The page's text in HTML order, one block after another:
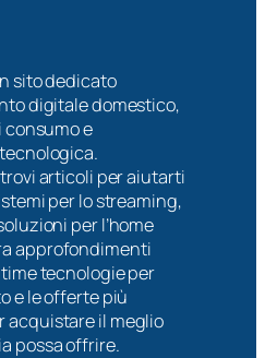
sito dedicato
digitale domestico,
consumo e
trovi articoli per aiutarti
per lo streaming,
per l’home
approfondimenti
tecnologie per
e le offerte più
acquistare il meglio
possa offrire.